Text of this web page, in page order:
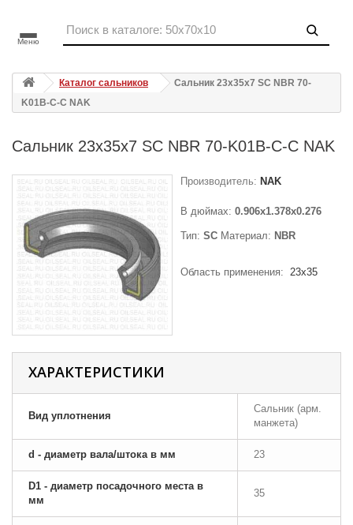
Меню
Каталог сальников
Сальник 23x35x7 SC NBR 70-
K01B-C-C NAK
Сальник 23x35x7 SC NBR 70-K01B-C-C NAK
Производитель: NAK
В дюймах: 0.906x1.378x0.276
Тип: SC Материал: NBR
Область применения: 23x35
ХАРАКТЕРИСТИКИ
Вид уплотнения
Сальник (арм.
манжета)
d - диаметр вала/штока в мм 23
D1 - диаметр посадочного места в
мм
35